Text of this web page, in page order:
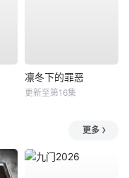
凛冬下的罪恶
更新至第16集
更多